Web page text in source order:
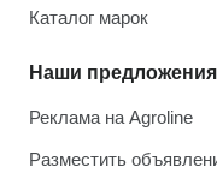
Каталог марок
Наши предложения
Реклама на Agroline
Разместить